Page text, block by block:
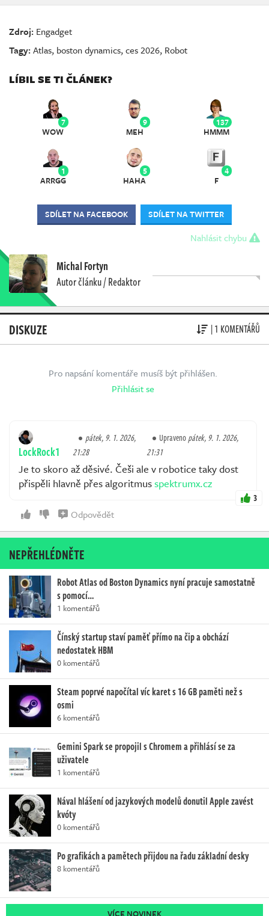
Zdroj: Engadget
Tagy:Atlas, boston dynamics,ces 2026, Robot
LÍBIL SE TI ČLÁNEK?
7
WOW
9
MEH
137
HMMM
1
ARRGG
5
HAHA
4
F
SDÍLET NA FACEBOOK SDÍLET NA TWITTER
Nahlásit chybu
Michal Fortyn
Autor článku / Redaktor
DISKUZE | 1 KOMENTÁŘŮ
Pro napsání komentáře musíš být přihlášen.
Přihlásit se
LockRock1
pátek, 9. 1. 2026,
21:28
Upravenopátek, 9. 1. 2026,
21:31
Je to skoro až děsivé. Češi ale v robotice taky dost
přispěli hlavně přes algoritmusspektrumx.cz
3
Odpovědět
NEPŘEHLÉDNĚTE
Robot Atlas od Boston Dynamics nyní pracuje samostatně
s pomocí…
1 komentářů
Čínský startup staví paměť přímo na čip a obchází
nedostatek HBM
0 komentářů
Steam poprvé napočítal víc karet s 16 GB paměti než s
osmi
6 komentářů
Gemini Spark se propojil s Chromem a přihlásí se za
uživatele
1 komentářů
Nával hlášení od jazykových modelů donutil Apple zavést
kvóty
0 komentářů
Po grafikách a pamětech přijdou na řadu základní desky
8 komentářů
VÍCE NOVINEK